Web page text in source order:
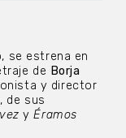
se estrena en
de Borja
y director
de sus
yÉramos